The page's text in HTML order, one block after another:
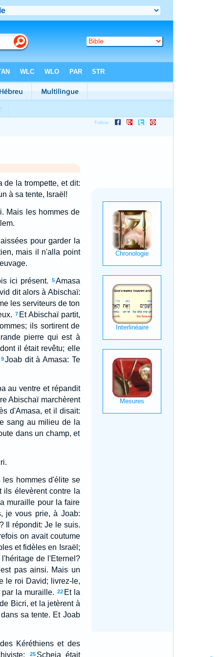
de la trompette, et dit:
à sa tente, Israël!
Mais les hommes de
pour garder la
mais il n'alla point
ici présent. 5 Amasa
dit alors à Abischaï:
les serviteurs de ton
7 Et Abischaï partit,
ils sortirent de
pierre qui est à
il était revêtu; elle
9Joab dit à Amasa: Te
au ventre et répandit
Abischaï marchèrent
d'Amasa, et il disait:
sang au milieu de la
dans un champ, et
les hommes d'élite se
ils élevèrent contre la
muraille pour la faire
je vous prie, à Joab:
Il répondit: Je le suis.
on avait coutume
et fidèles en Israël;
de l'Eternel?
pas ainsi. Mais un
le roi David; livrez-le,
la muraille. 22 Et la
Bicri, et la jetèrent à
sa tente. Et Joab
Kéréthiens et des
25 Scheja était